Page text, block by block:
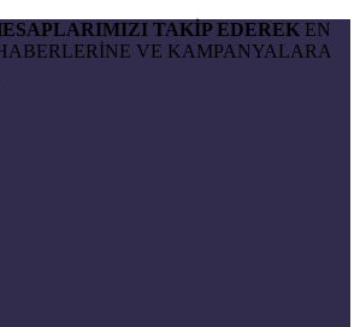
TAKİP EDEREK EN
VE KAMPANYALARA